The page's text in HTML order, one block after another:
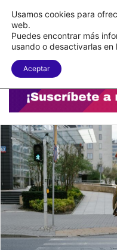
Menu
Usamos cookies para
web.
Puedes encontrar más
usando o desactivarlas en
Aceptar